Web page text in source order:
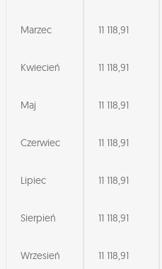
Marzec 11 118,91
Kwiecień 11 118,91
Maj 11 118,91
Czerwiec 11 118,91
Lipiec 11 118,91
Sierpień 11 118,91
Wrzesień 11 118,91